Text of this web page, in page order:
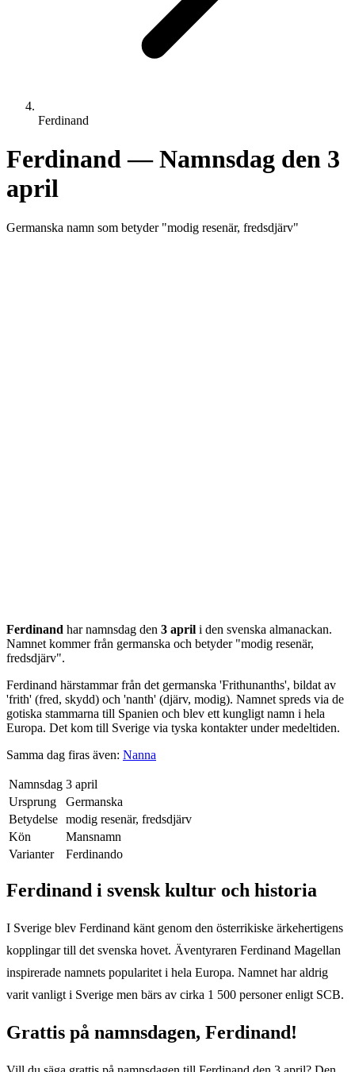
Ferdinand
Ferdinand— Namnsdag den 3
april
Germanska namn som betyder "modig resenär, fredsdjärv"
Ferdinand har namnsdag den 3 april i den svenska almanackan.
Namnet kommer från germanska och betyder "modig resenär,
fredsdjärv".
Ferdinand härstammar från det germanska 'Frithunanths', bildat av
'frith' (fred, skydd) och 'nanth' (djärv, modig). Namnet spreds via de
gotiska stammarna till Spanien och blev ett kungligt namn i hela
Europa. Det kom till Sverige via tyska kontakter under medeltiden.
Samma dag firas även: Nanna
Namnsdag 3 april
Ursprung
Germanska
Betydelse modig resenär, fredsdjärv
Kön
Mansnamn
Varianter
Ferdinando
Ferdinand i svensk kultur och historia
I Sverige blev Ferdinand känt genom den österrikiske ärkehertigens
kopplingar till det svenska hovet. Äventyraren Ferdinand Magellan
inspirerade namnets popularitet i hela Europa. Namnet har aldrig
varit vanligt i Sverige men bärs av cirka 1 500 personer enligt SCB.
Grattis på namnsdagen, Ferdinand!